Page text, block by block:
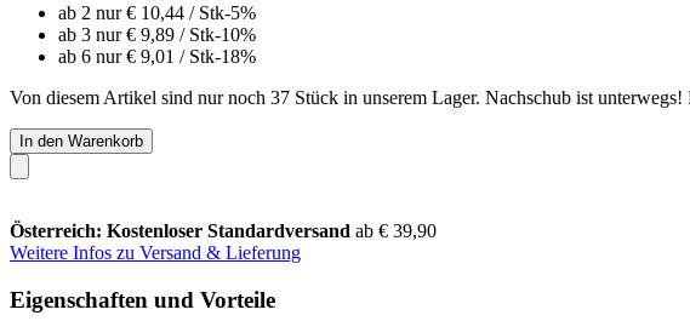
ab 2 nur€ 10,44 / Stk-5%
ab 3 nur€ 9,89 / Stk-10%
ab 6 nur€ 9,01 / Stk-18%
Von diesem Artikel sind nur noch 37 Stück in unserem Lager. Nachschub ist
In den Warenkorb
Österreich: Kostenloser Standardversand ab € 39,90
Weitere Infos zu Versand & Lieferung
Eigenschaften und Vorteile